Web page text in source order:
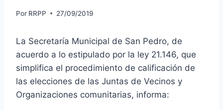
Por RRPP 27/09/2019
La Secretaría Municipal de San Pedro, de
acuerdo a lo estipulado por la ley 21.146, que
simplifica el procedimiento de calificación de
las elecciones de las Juntas de Vecinos y
Organizaciones comunitarias, informa: